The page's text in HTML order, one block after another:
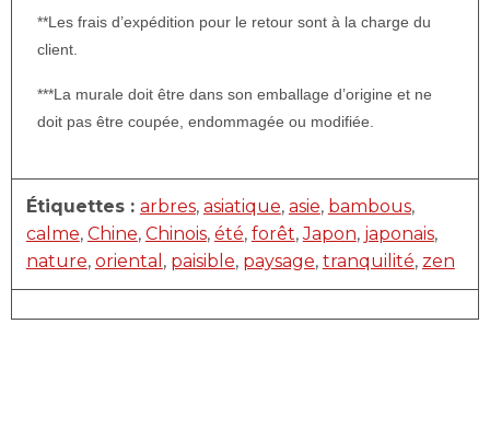
**Les frais d’expédition pour le retour sont à la charge du
client.
***La murale doit être dans son emballage d’origine et ne
doit pas être coupée, endommagée ou modifiée.
Étiquettes : arbres, asiatique, asie, bambous,
calme, Chine, Chinois, été, forêt,Japon, japonais,
nature, oriental , paisible, paysage, tranquilité, zen